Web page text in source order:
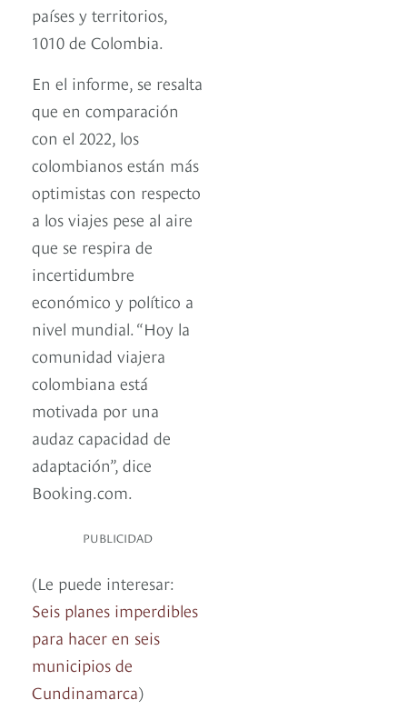
países y territorios,
1010 de Colombia.
En el informe, se resalta
que en comparación
con el 2022, los
colombianos están más
optimistas con respecto
a los viajes pese al aire
que se respira de
incertidumbre
económico y político a
nivel mundial. “Hoy la
comunidad viajera
colombiana está
motivada por una
audaz capacidad de
adaptación”, dice
Booking.com.
PUBLICIDAD
(Le puede interesar:
Seis planes imperdibles
para hacer en seis
municipios de
Cundinamarca)